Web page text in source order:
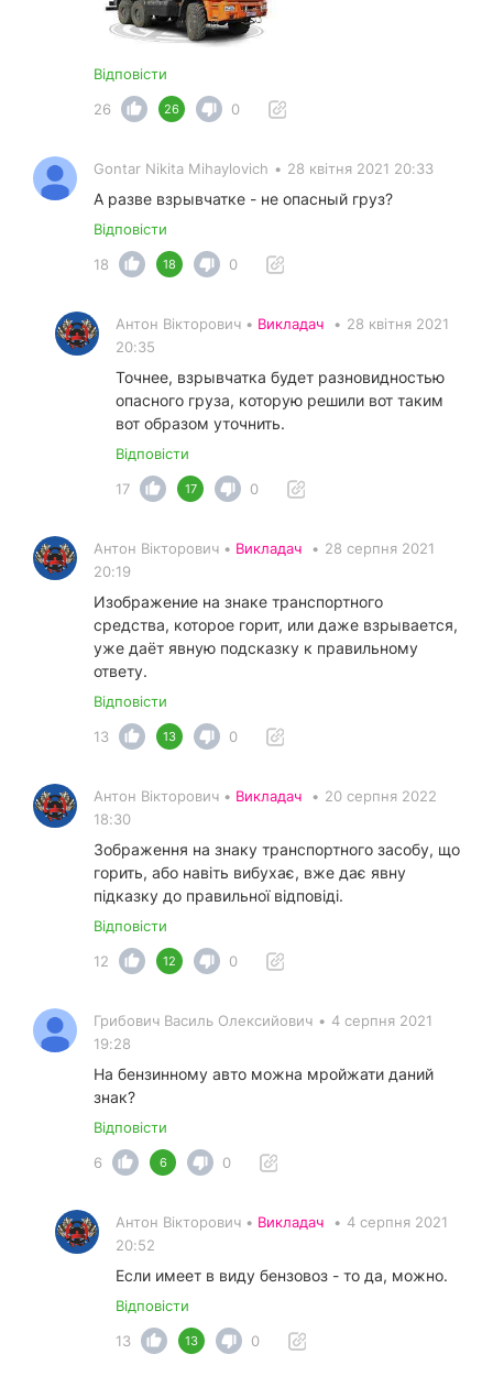
Відповісти
26
26 0
Gontar Nikita Mihaylovich • 28 квітня 2021 20:33
А разве взрывчатке - не опасный груз?
Відповісти
18
18 0
Антон Вікторович • Викладач • 28 квітня 2021
20:35
Точнее, взрывчатка будет разновидностью
опасного груза, которую решили вот таким
вот образом уточнить.
Відповісти
17
17 0
Антон Вікторович • Викладач • 28 серпня 2021
20:19
Изображение на знаке транспортного
средства, которое горит, или даже взрывается,
уже даёт явную подсказку к правильному
ответу.
Відповісти
13
13 0
Антон Вікторович • Викладач • 20 серпня 2022
18:30
Зображення на знаку транспортного засобу, що
горить, або навіть вибухає, вже дає явну
підказку до правильної відповіді.
Відповісти
12
12 0
Грибович Василь Олексийович • 4 серпня 2021
19:28
На бензинному авто можна мройжати даний
знак?
Відповісти
6
6 0
Антон Вікторович • Викладач • 4 серпня 2021
20:52
Если имеет в виду бензовоз - то да, можно.
Відповісти
13
13 0